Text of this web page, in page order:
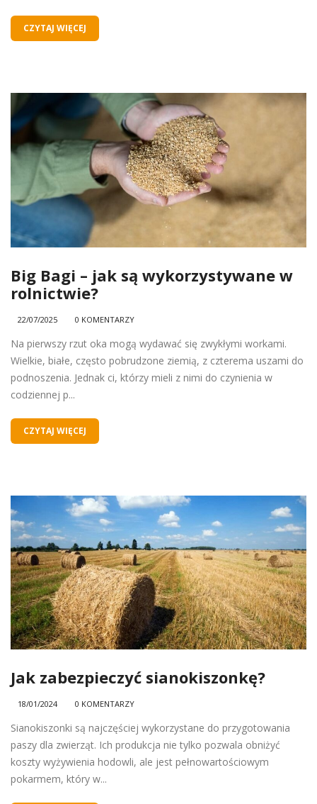
CZYTAJ WIĘCEJ
Big Bagi – jak są wykorzystywane w
rolnictwie?
22/07/2025 0 KOMENTARZY
Na pierwszy rzut oka mogą wydawać się zwykłymi workami.
Wielkie, białe, często pobrudzone ziemią, z czterema uszami do
podnoszenia. Jednak ci, którzy mieli z nimi do czynienia w
codziennej p...
CZYTAJ WIĘCEJ
Jak zabezpieczyć sianokiszonkę?
18/01/2024 0 KOMENTARZY
Sianokiszonki są najczęściej wykorzystane do przygotowania
paszy dla zwierząt. Ich produkcja nie tylko pozwala obniżyć
koszty wyżywienia hodowli, ale jest pełnowartościowym
pokarmem, który w...